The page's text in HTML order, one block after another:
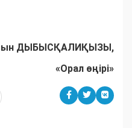
ДЫБЫСҚАЛИҚЫЗЫ,
«Орал өңірі»